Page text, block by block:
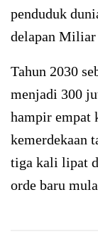
penduduk
delapan Miliar
Tahun 2030
menjadi 300
hampir empat
kemerdekaan
tiga kali lipat
orde baru